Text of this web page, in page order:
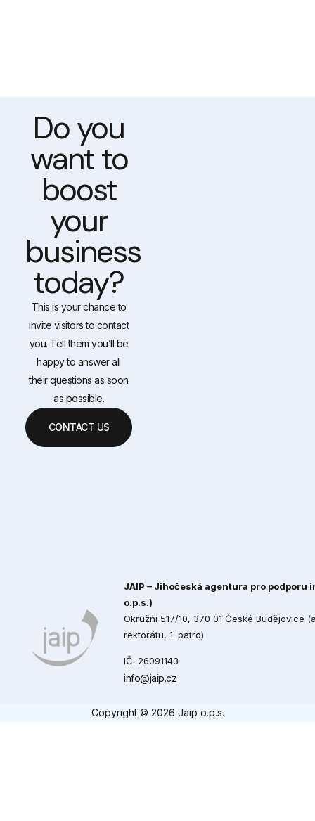
Do you
want to
boost
your
business
today?
This is your chance to
invite visitors to contact
you. Tell them you’ll be
happy to answer all
their questions as soon
as possible.
CONTACT US
JAIP – Jihočeská agentura pro podporu
o.p.s.)
Okružní 517/10, 370 01 České Budějovice
rektorátu, 1. patro)
IČ: 26091143
info@jaip.cz
Copyright © 2026 Jaip o.p.s.